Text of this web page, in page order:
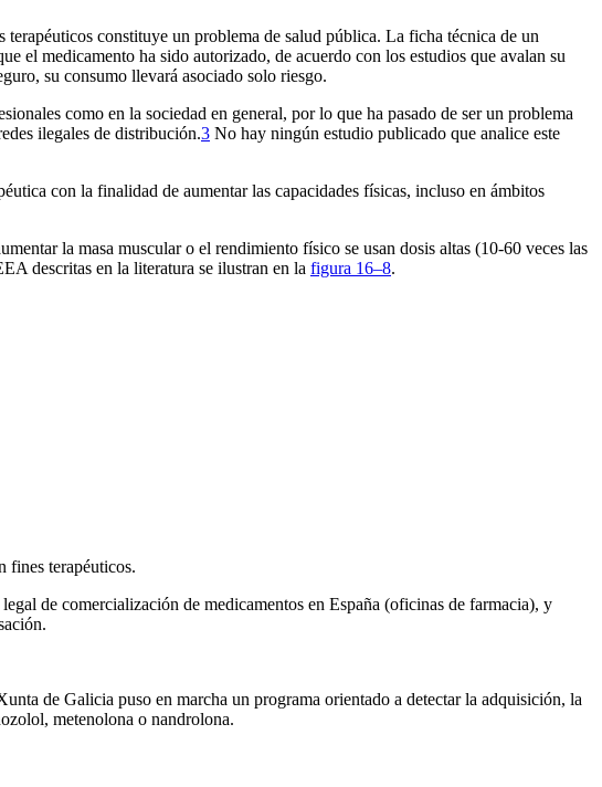
constituye un problema de salud pública. La ficha técnica de un
el medicamento ha sido autorizado, de acuerdo con los estudios que avalan su
su consumo llevará asociado solo riesgo.
como en la sociedad en general, por lo que ha pasado de ser un problema
ilegales de distribución.3 No hay ningún estudio publicado que analice este
con la finalidad de aumentar las capacidades físicas, incluso en ámbitos
la masa muscular o el rendimiento físico se usan dosis altas (10-60 veces las
descritas en la literatura se ilustran en la figura 16–8.
fines terapéuticos.
de comercialización de medicamentos en España (oficinas de farmacia), y
de Galicia puso en marcha un programa orientado a detectar la adquisición, la
metenolona o nandrolona.